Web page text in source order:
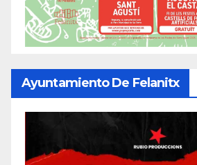
Ayuntamiento De Felanitx